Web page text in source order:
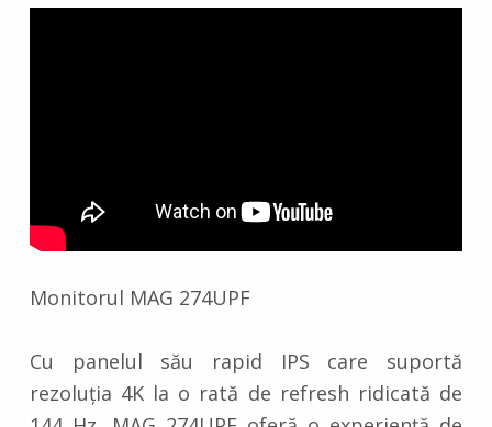
Monitorul MAG 274UPF
Cu panelul său rapid IPS care suportă
rezoluția 4K la o rată de refresh ridicată de